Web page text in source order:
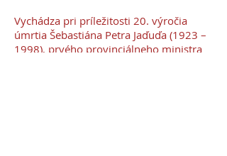
Vychádza pri príležitosti 20. výročia
úmrtia Šebastiána Petra Jaďuďa (1923 –
1998), prvého provinciálneho ministra